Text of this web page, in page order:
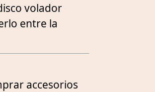
volador
entre la
accesorios